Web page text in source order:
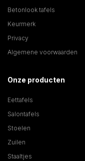
Betonlook tafels
Keurmerk
Privacy
Algemene voorwaarden
Onze producten
Eettafels
Salontafels
Stoelen
Zuilen
Staaltjes